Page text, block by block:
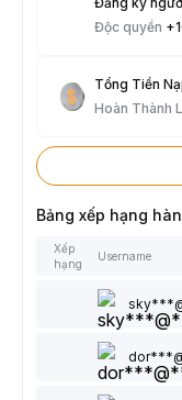
Độc quyền
Tổng Tiền
Hoàn Thành
Bảng xếp hạng
Xếp
hạng
Username